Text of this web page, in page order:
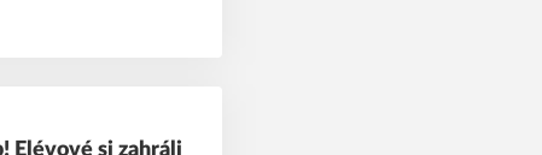
Elévové si zahráli